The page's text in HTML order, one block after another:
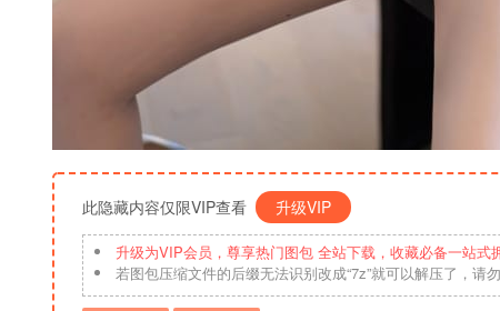
此隐藏内容仅限VIP查看 升级VIP
升级为VIP会员，尊享热门图包 全站下载，收藏必备一站式
若图包压缩文件的后缀无法识别改成“7z”就可以解压了，请勿